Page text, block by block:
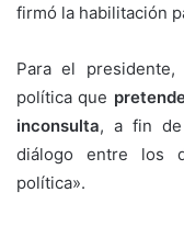
firmó la habilitación
Para el
política que
inconsulta, a fin de
diálogo entre los
política».